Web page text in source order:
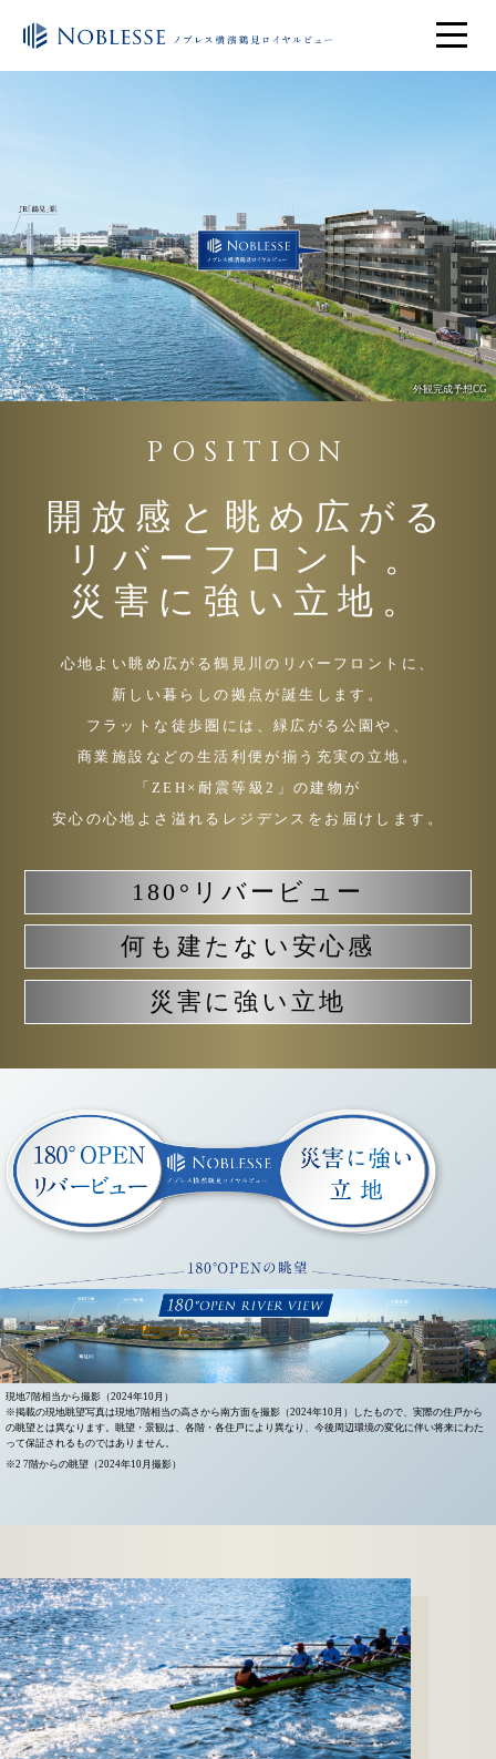
外観完成予想CG
POSITION
開放感と眺め広がる
リバーフロント。
災害に強い立地。
心地よい眺め広がる鶴見川のリバーフロントに、
新しい暮らしの拠点が誕生します。
フラットな徒歩圏には、緑広がる公園や、
商業施設などの生活利便が揃う充実の立地。
「ZEH×耐震等級2」の建物が
安心の心地よさ溢れる レジデンスをお届けします。
180°リバービュー
何も建たない安心感
災害に強い立地
現地7階相当から撮影（2024年10月）
※掲載の現地眺望写真は現地7階相当の高さから南方面を撮影（2024年10月）したもので、実際の住戸から
の眺望とは異なります。眺望・景観は、各階・各住戸により異なり、今後周辺環境の変化に伴い将来にわた
って保証されるものではありません。
※2 7階からの眺望（2024年10月撮影）